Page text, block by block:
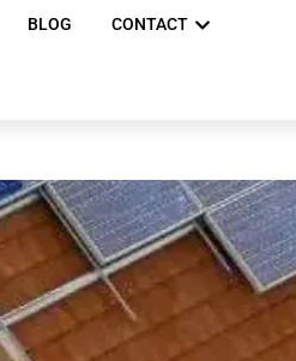
BLOG CONTACT